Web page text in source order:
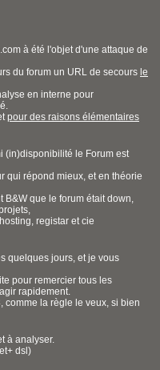
à été l'objet d'une attaque de
du forum un URL de secours le
en interne pour
pour des raisons élémentaires
(in)disponibilité le Forum est
qui répond mieux, et en théorie
B&W que le forum était down,
registar et cie
quelques jours, et je vous
pour remercier tous les
rapidement.
comme la règle le veux, si bien
à analyser.
dsl)